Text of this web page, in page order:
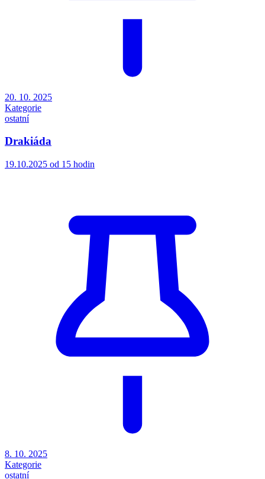
20. 10. 2025
Kategorie
ostatní
Drakiáda
19.10.2025 od 15 hodin
8. 10. 2025
Kategorie
ostatní